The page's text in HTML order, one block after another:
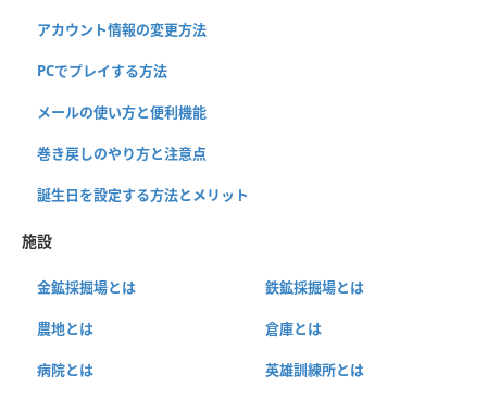
アカウント情報の変更方法
PCでプレイする方法
メールの使い方と便利機能
巻き戻しのやり方と注意点
誕生日を設定する方法とメリット
施設
金鉱採掘場とは 鉄鉱採掘場とは
農地とは 倉庫とは
病院とは 英雄訓練所とは